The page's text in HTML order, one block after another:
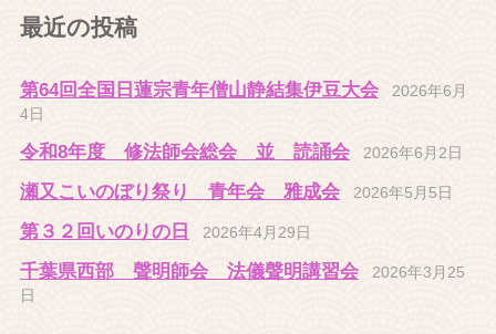
最近の投稿
第64回全国日蓮宗青年僧山静結集伊豆大会
2026年6月
4日
令和8年度 修法師会総会 並 読誦会 2026年6月2日
瀬又こいのぼり祭り 青年会 雅成会 2026年5月5日
第３２回いのりの日 2026年4月29日
千葉県西部 聲明師会 法儀聲明講習会
2026年3月25
日